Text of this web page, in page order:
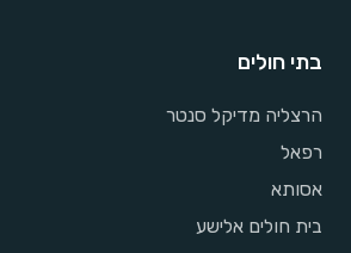
בתי חולים
הרצליה מדיקל סנטר
רפאל
אסותא
בית חולים אלישע